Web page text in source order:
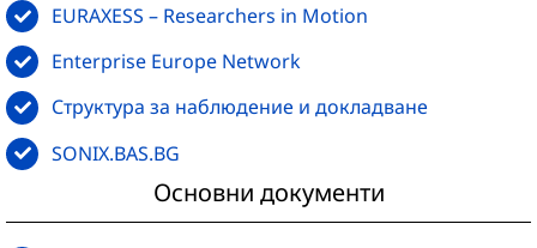
EURAXESS – Researchers in Motion
Enterprise Europe Network
Структура за наблюдение и докладване
SONIX.BAS.BG
Основни документи